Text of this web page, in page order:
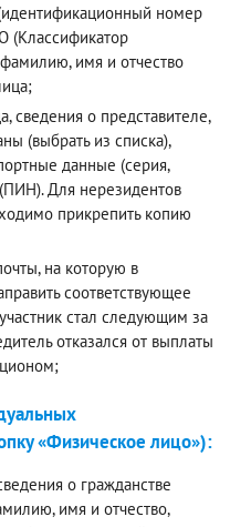
номер
(Классификатор
имя и отчество
сведения о представителе,
(выбрать из списка),
данные (серия,
Для нерезидентов
прикрепить копию
на которую в
соответствующее
стал следующим за
отказался от выплаты
«Физическое лицо»):
о гражданстве
имя и отчество,